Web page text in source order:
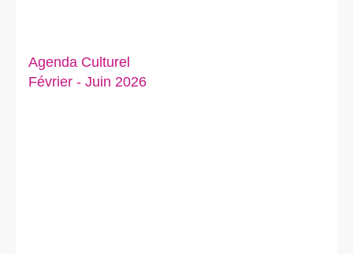
Agenda Culturel
Février - Juin 2026